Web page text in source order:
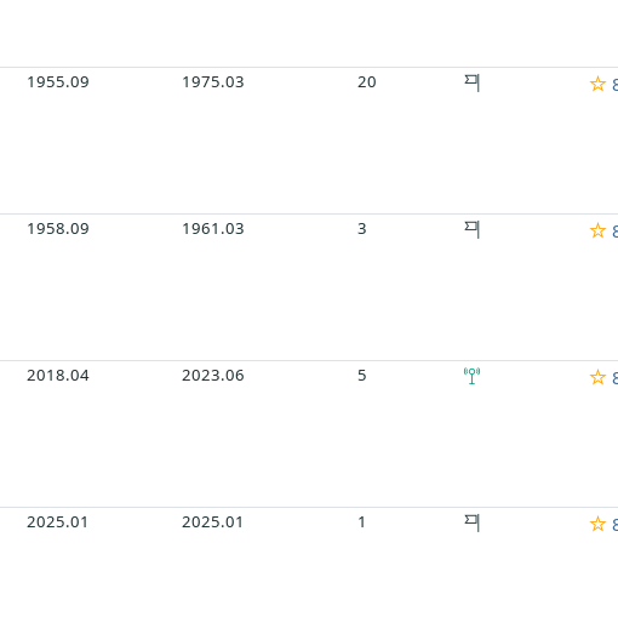
1955.09 1975.03 20
1958.09 1961.03 3
2018.04 2023.06 5
2025.01 2025.01 1